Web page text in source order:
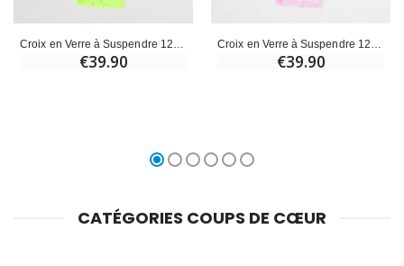
€39.90 €39.90
CATÉGORIES COUPS DE CŒUR